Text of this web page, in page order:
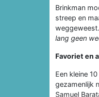
Brinkman
streep en
weggeweest.
lang geen
Favoriet en
Een kleine
gezamenlijk
Samuel